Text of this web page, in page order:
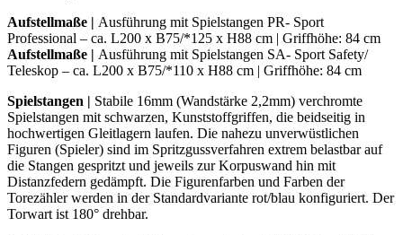
Aufstellmaße | Ausführung mit Spielstangen PR- Sport
Professional – ca. L200 x B75/*125 x H88 cm | Griffhöhe: 84 cm
Aufstellmaße | Ausführung mit Spielstangen SA- Sport Safety/
Teleskop – ca. L200 x B75/*110 x H88 cm | Griffhöhe: 84 cm
Spielstangen | Stabile 16mm (Wandstärke 2,2mm) verchromte
Spielstangen mit schwarzen, Kunststoffgriffen, die beidseitig in
hochwertigen Gleitlagern laufen. Die nahezu unverwüstlichen
Figuren (Spieler) sind im Spritzgussverfahren extrem belastbar auf
die Stangen gespritzt und jeweils zur Korpuswand hin mit
Distanzfedern gedämpft. Die Figurenfarben und Farben der
Torezähler werden in der Standardvariante rot/blau konfiguriert. Der
Torwart ist 180° drehbar.